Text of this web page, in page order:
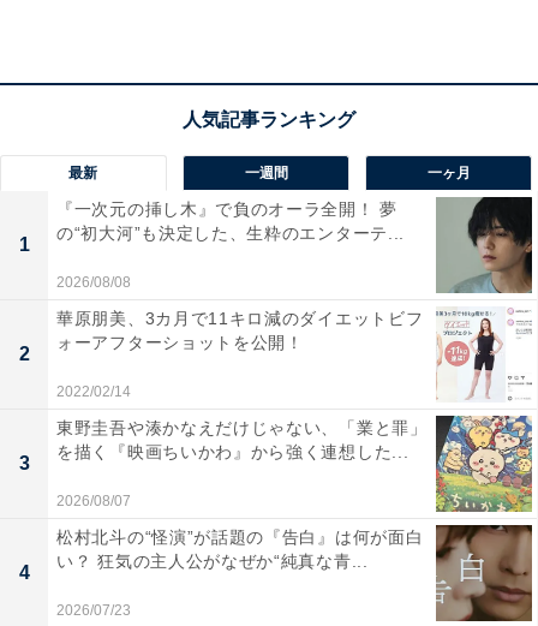
「芸能人の休養＝妊娠」は今や都市伝説
人気芸能人の極秘出産は、今でもゴシップ雑誌やインタ
ーネットでまことしやかにささやかれますが、SNSが発
達した現在では、世間にバレずにアイドルが出産するこ
とは不可能。よく、人気芸能人が突然の休養をする際
に、「妊娠したのでは？」と憶測が飛び交いますが、ま
ず間違った情報です。
そもそも淘汰（とうた）が激しいアイドル業界では、タ
レントの意識も高くなり妊娠をするなんて言うのは天文
最新 一週間 一ヶ月
1
『一次元の挿し木』で負のオーラ全開！ 夢
の“初大河”も決定した、生粋のエンターテ...
2026/08/08
2
華原朋美、3カ月で11キロ減のダイエットビフ
ォーアフターショットを公開！
2022/02/14
3
東野圭吾や湊かなえだけじゃない、「業と罪」
を描く『映画ちいかわ』から強く連想した...
2026/08/07
4
松村北斗の“怪演”が話題の『告白』は何が面白
い？ 狂気の主人公がなぜか“純真な青...
2026/07/23